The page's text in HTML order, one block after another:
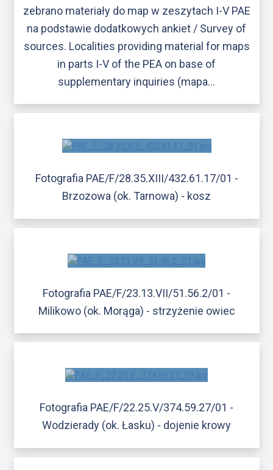
zebrano materiały do map w zeszytach I-V PAE
na podstawie dodatkowych ankiet / Survey of
sources. Localities providing material for maps
in parts I-V of the PEA on base of
supplementary inquiries (mapa…
Fotografia PAE/F/28.35.XIII/432.61.17/01 -
Brzozowa (ok. Tarnowa) - kosz
Fotografia PAE/F/23.13.VII/51.56.2/01 -
Milikowo (ok. Morąga) - strzyżenie owiec
Fotografia PAE/F/22.25.V/374.59.27/01 -
Wodzierady (ok. Łasku) - dojenie krowy